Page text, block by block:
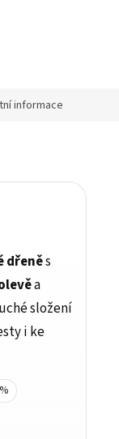
informace
dřeněs
a
složení
i ke